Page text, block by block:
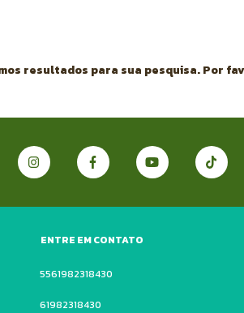
resultados para sua pesquisa. Por
ENTRE EM CONTATO
5561982318430
61982318430